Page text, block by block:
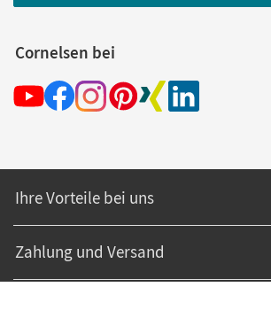
Cornelsen bei
Ihre Vorteile bei uns
Zahlung und Versand